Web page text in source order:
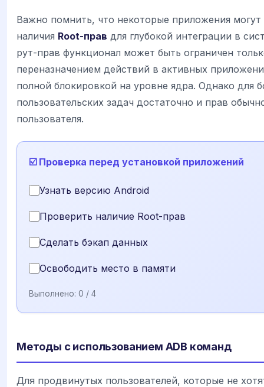
Важно помнить, что некоторые приложения могут
наличия Root-прав для глубокой интеграции в
рут-прав функционал может быть ограничен
переназначением действий в активных
полной блокировкой на уровне ядра. Однако для
пользовательских задач достаточно и прав
пользователя.
☑️ Проверка перед установкой приложений
Узнать версию Android
Проверить наличие Root-прав
Сделать бэкап данных
Освободить место в памяти
Выполнено: 0 / 4
Методы с использованием ADB команд
Для продвинутых пользователей, которые не